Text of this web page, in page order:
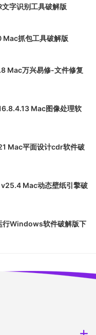
字识别工具破解版
抓包工具破解版
Mac万兴易修-文件修复
Mac图像处理软
Mac平面设计cdr软件破
Mac动态壁纸引擎破
Windows软件破解版下